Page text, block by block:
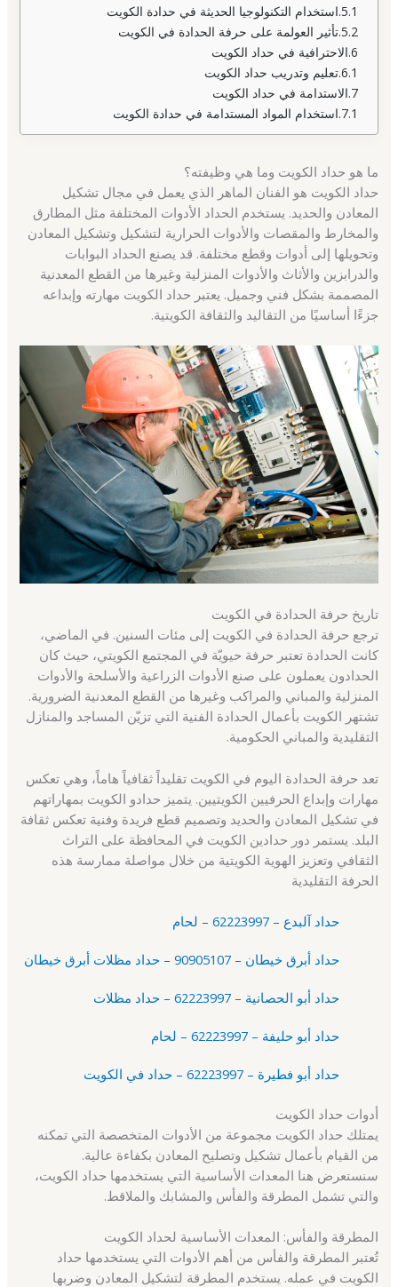
استخدام التكنولوجيا الحديثة في حدادة الكويت
تأثير العولمة على حرفة الحدادة في الكويت
الاحترافية في حداد الكويت
تعليم وتدريب حداد الكويت
الاستدامة في حداد الكويت
استخدام المواد المستدامة في حدادة الكويت
ما هو حداد الكويت وما هي وظيفته؟
حداد الكويت هو الفنان الماهر الذي يعمل في مجال تشكيل
المعادن والحديد. يستخدم الحداد الأدوات المختلفة مثل المطارق
والمخارط والمقصات والأدوات الحرارية لتشكيل وتشكيل المعادن
وتحويلها إلى أدوات وقطع مختلفة. قد يصنع الحداد البوابات
والدرابزين والأثاث والأدوات المنزلية وغيرها من القطع المعدنية
المصممة بشكل فني وجميل. يعتبر حداد الكويت مهارته وإبداعه
جزءًا أساسيًا من التقاليد والثقافة الكويتية.
تاريخ حرفة الحدادة في الكويت
ترجع حرفة الحدادة في الكويت إلى مئات السنين. في الماضي،
كانت الحدادة تعتبر حرفة حيويّة في المجتمع الكويتي، حيث كان
الحدادون يعملون على صنع الأدوات الزراعية والأسلحة والأدوات
المنزلية والمباني والمراكب وغيرها من القطع المعدنية الضرورية.
تشتهر الكويت بأعمال الحدادة الفنية التي تزيّن المساجد والمنازل
التقليدية والمباني الحكومية.
تعد حرفة الحدادة اليوم في الكويت تقليداً ثقافياً هاماً، وهي تعكس
مهارات وإبداع الحرفيين الكويتيين. يتميز حدادو الكويت بمهاراتهم
في تشكيل المعادن والحديد وتصميم قطع فريدة وفنية تعكس ثقافة
البلد. يستمر دور حدادين الكويت في المحافظة على التراث
الثقافي وتعزيز الهوية الكويتية من خلال مواصلة ممارسة هذه
الحرفة التقليدية
حداد آلبدع – 62223997 – لحام
حداد أبرق خيطان – 90905107 – حداد مظلات أبرق خيطان
حداد أبو الحصانية – 62223997 – حداد مظلات
حداد أبو حليفة – 62223997 – لحام
حداد أبو فطيرة – 62223997 – حداد في الكويت
أدوات حداد الكويت
يمتلك حداد الكويت مجموعة من الأدوات المتخصصة التي تمكنه
من القيام بأعمال تشكيل وتصليح المعادن بكفاءة عالية.
سنستعرض هنا المعدات الأساسية التي يستخدمها حداد الكويت،
والتي تشمل المطرقة والفأس والمشابك والملاقط.
المطرقة والفأس: المعدات الأساسية لحداد الكويت
تُعتبر المطرقة والفأس من أهم الأدوات التي يستخدمها حداد
الكويت في عمله. يستخدم المطرقة لتشكيل المعادن وضربها